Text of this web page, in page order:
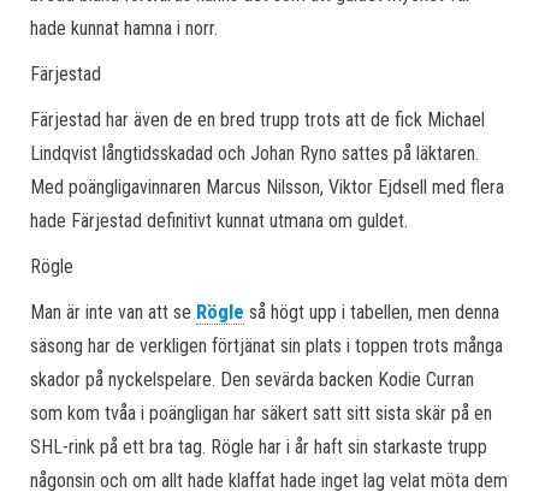
hade kunnat hamna i norr.
Färjestad
Färjestad har även de en bred trupp trots att de fick Michael
Lindqvist långtidsskadad och Johan Ryno sattes på läktaren.
Med poängligavinnaren Marcus Nilsson, Viktor Ejdsell med flera
hade Färjestad definitivt kunnat utmana om guldet.
Rögle
Man är inte van att se Rögle så högt upp i tabellen, men denna
säsong har de verkligen förtjänat sin plats i toppen trots många
skador på nyckelspelare. Den sevärda backen Kodie Curran
som kom tvåa i poängligan har säkert satt sitt sista skär på en
SHL-rink på ett bra tag. Rögle har i år haft sin starkaste trupp
någonsin och om allt hade klaffat hade inget lag velat möta dem